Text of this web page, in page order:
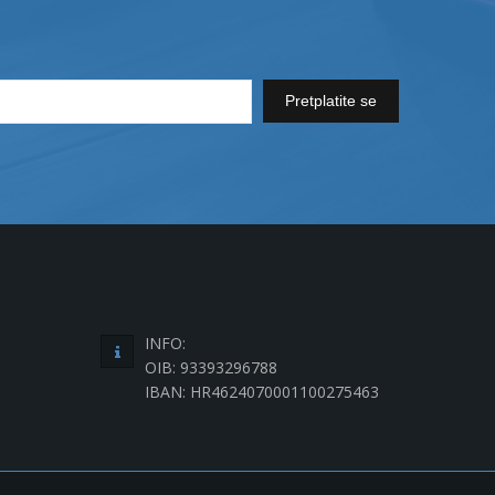
Pretplatite se
INFO:
OIB: 93393296788
IBAN: HR4624070001100275463